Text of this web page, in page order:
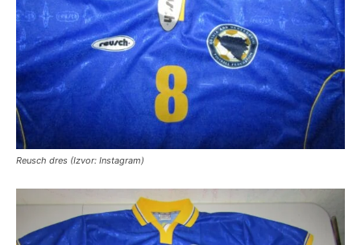
Reusch dres (Izvor: Instagram)